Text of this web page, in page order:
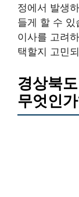
정에서 발생
들게 할 수
이사를 고려
택할지 고민
경상북
무엇인